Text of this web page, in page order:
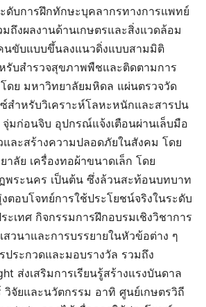
ดับการฝึกทักษะบุคลากรทางการแพทย์
ถึงผลงานด้านเกษตรและสิ่งแวดล้อม
นขับแบบขึ้นลงแนวดิ่งแบบสามมิติ
รับสำรวจสุขภาพพืชและติดตามการ
ดย มหาวิทยาลัยมหิดล แผ่นตรวจวัด
สำหรับวิเคราะห์โลหะหนักและสารปน
มก่อนจิบ อุปกรณ์แจ้งเตือนผ่านเล็บมือ
และสร้างความปลอดภัยในสังคม โดย
ลัย เครื่องทอผ้าขนาดเล็ก โดย
พระนคร เป็นต้น ซึ่งล้วนสะท้อนบทบาท
ตอบโจทย์การใช้ประโยชน์จริงในระดับ
เทศ กิจกรรมการฝึกอบรมเชิงวิชาการ
สวนาและการบรรยายในหัวข้อต่าง ๆ
ประกวดและมอบรางวัล รวมถึง
ส่งเสริมการเรียนรู้สร้างแรงบันดาล
วิจัยและนวัตกรรม อาทิ ศูนย์เกษตรวิถี